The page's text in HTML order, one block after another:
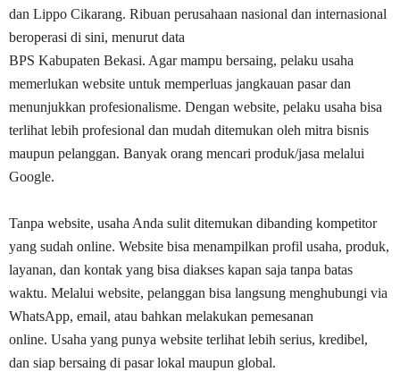
dan Lippo Cikarang. Ribuan perusahaan nasional dan internasional
beroperasi di sini, menurut data
BPS Kabupaten Bekasi. Agar mampu bersaing, pelaku usaha
memerlukan website untuk memperluas jangkauan pasar dan
menunjukkan profesionalisme. Dengan website, pelaku usaha bisa
terlihat lebih profesional dan mudah ditemukan oleh mitra bisnis
maupun pelanggan. Banyak orang mencari produk/jasa melalui
Google.
Tanpa website, usaha Anda sulit ditemukan dibanding kompetitor
yang sudah online. Website bisa menampilkan profil usaha, produk,
layanan, dan kontak yang bisa diakses kapan saja tanpa batas
waktu. Melalui website, pelanggan bisa langsung menghubungi via
WhatsApp, email, atau bahkan melakukan pemesanan
online. Usaha yang punya website terlihat lebih serius, kredibel,
dan siap bersaing di pasar lokal maupun global.